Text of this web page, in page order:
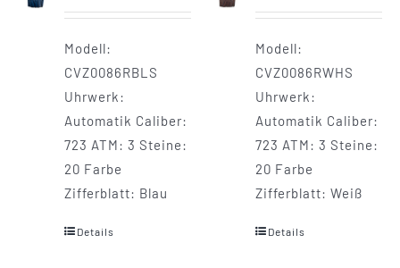
Modell:
CVZ0086RBLS
Uhrwerk:
Automatik Caliber:
723 ATM: 3 Steine:
20 Farbe
Zifferblatt: Blau
Details
Modell:
CVZ0086RWHS
Uhrwerk:
Automatik Caliber:
723 ATM: 3 Steine:
20 Farbe
Zifferblatt: Weiß
Details